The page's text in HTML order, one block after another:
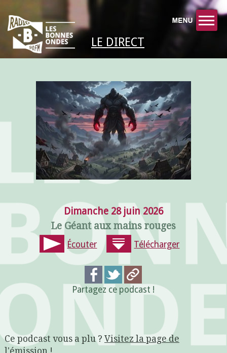
LE DIRECT
Dimanche 28 juin 2026
Le Géant aux mains rouges
Écouter Télécharger
Partagez ce podcast !
Ce podcast vous a plu ? Visitez la page de